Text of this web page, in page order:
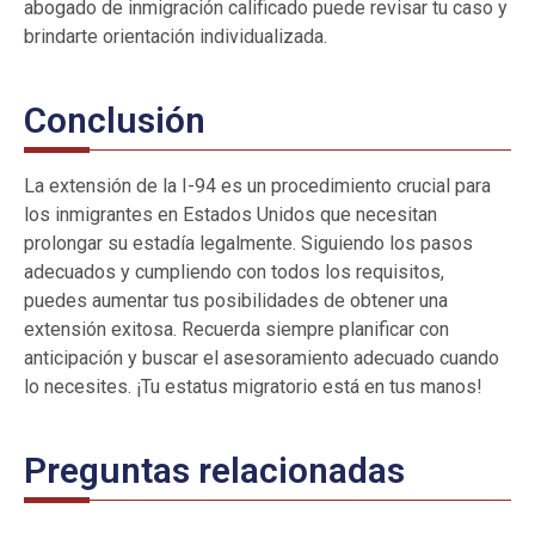
abogado de inmigración calificado puede revisar tu caso y
brindarte orientación individualizada.
Conclusión
La extensión de la I-94 es un procedimiento crucial para
los inmigrantes en Estados Unidos que necesitan
prolongar su estadía legalmente. Siguiendo los pasos
adecuados y cumpliendo con todos los requisitos,
puedes aumentar tus posibilidades de obtener una
extensión exitosa. Recuerda siempre planificar con
anticipación y buscar el asesoramiento adecuado cuando
lo necesites. ¡Tu estatus migratorio está en tus manos!
Preguntas relacionadas